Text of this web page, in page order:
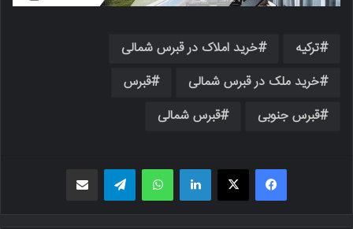
ترکیه
خرید املاک در قبرس شمالی
خرید ملک در قبرس شمالی
قبرس
قبرس جنوبی
قبرس شمالی
فیسبوک X لینکدین واتس اپ